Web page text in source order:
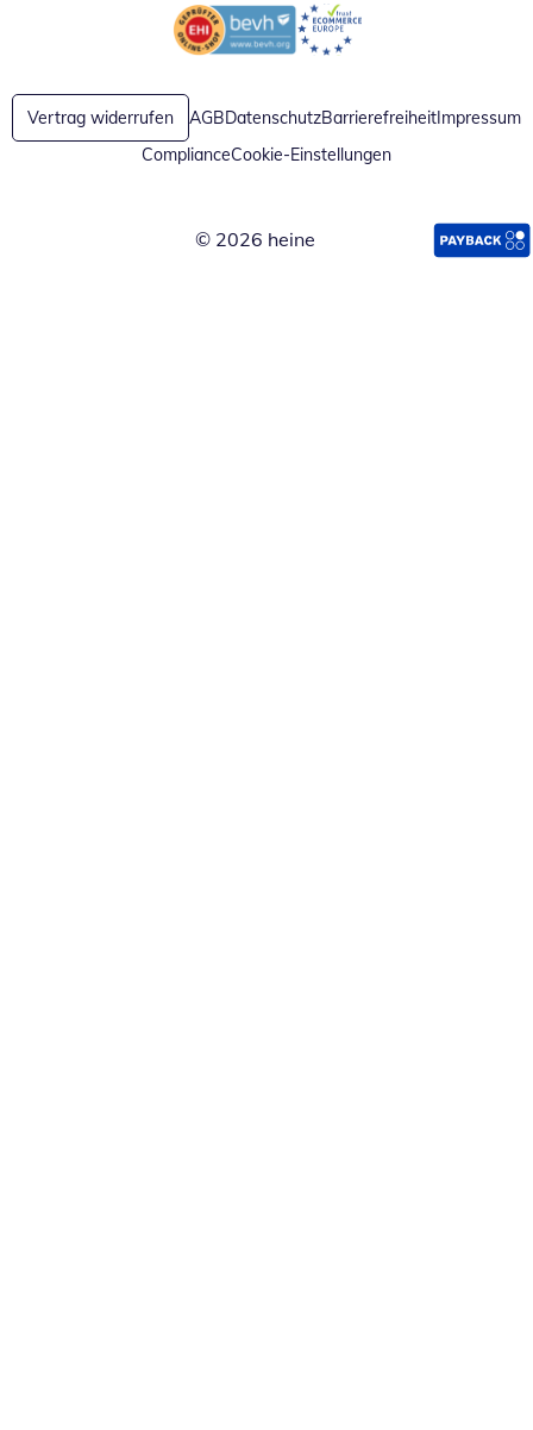
Öffnet in neuem FensterÖffnet in neuem Fenster
Vertrag widerrufen AGBDatenschutzBarrierefreiheitImpressum
ComplianceCookie-Einstellungen
© 2026 heine